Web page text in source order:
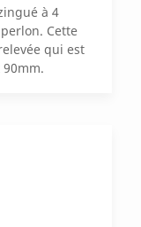
à 4
Cette
qui est